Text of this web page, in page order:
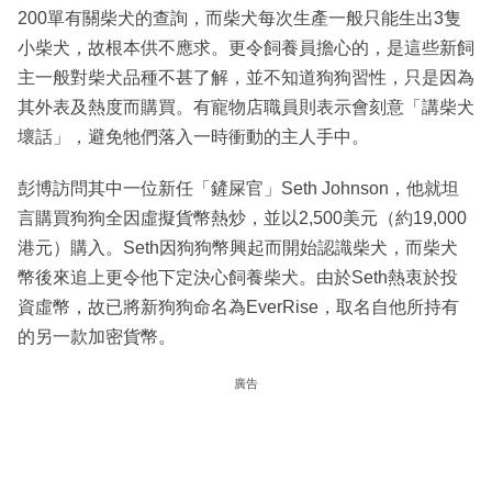
200單有關柴犬的查詢，而柴犬每次生產一般只能生出3隻
小柴犬，故根本供不應求。更令飼養員擔心的，是這些新飼
主一般對柴犬品種不甚了解，並不知道狗狗習性，只是因為
其外表及熱度而購買。有寵物店職員則表示會刻意「講柴犬
壞話」，避免牠們落入一時衝動的主人手中。
彭博訪問其中一位新任「鏟屎官」Seth Johnson，他就坦
言購買狗狗全因虛擬貨幣熱炒，並以2,500美元（約19,000
港元）購入。Seth因狗狗幣興起而開始認識柴犬，而柴犬
幣後來追上更令他下定決心飼養柴犬。由於Seth熱衷於投
資虛幣，故已將新狗狗命名為EverRise，取名自他所持有
的另一款加密貨幣。
廣告